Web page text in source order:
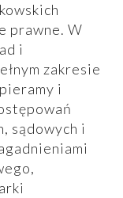
prawne. W
i
zakresie
i
sądowych i